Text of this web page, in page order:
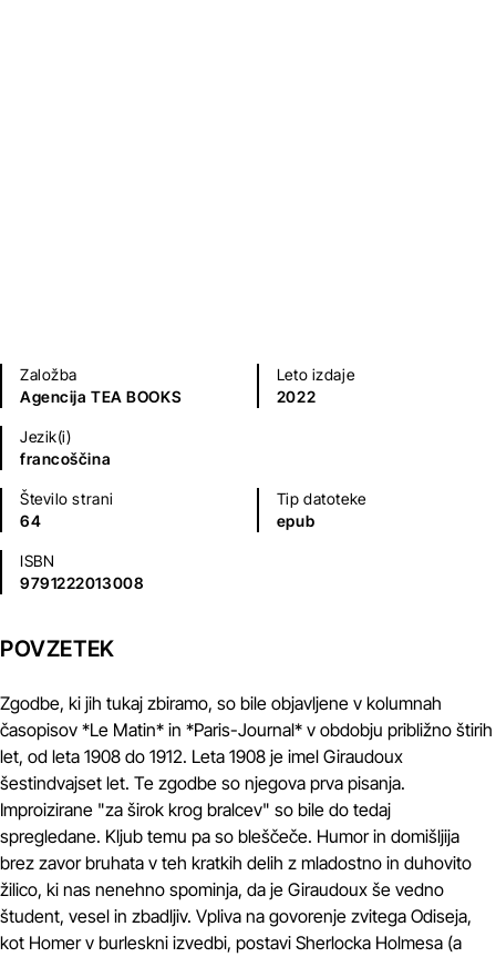
Založba
Agencija TEA BOOKS
Leto izdaje
2022
Jezik(i)
francoščina
Število strani
64
Tip datoteke
epub
ISBN
9791222013008
POVZETEK
Zgodbe, ki jih tukaj zbiramo, so bile objavljene v kolumnah
časopisov *Le Matin* in *Paris-Journal* v obdobju približno štirih
let, od leta 1908 do 1912. Leta 1908 je imel Giraudoux
šestindvajset let. Te zgodbe so njegova prva pisanja.
Improizirane "za širok krog bralcev" so bile do tedaj
spregledane. Kljub temu pa so bleščeče. Humor in domišljija
brez zavor bruhata v teh kratkih delih z mladostno in duhovito
žilico, ki nas nenehno spominja, da je Giraudoux še vedno
študent, vesel in zbadljiv. Vpliva na govorenje zvitega Odiseja,
kot Homer v burleskni izvedbi, postavi Sherlocka Holmesa (a